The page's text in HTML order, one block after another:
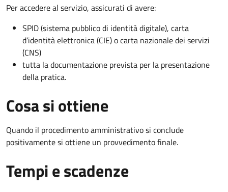
Per accedere al servizio, assicurati di avere:
SPID (sistema pubblico di identità digitale), carta
d’identità elettronica (CIE) o carta nazionale dei servizi
(CNS)
tutta la documentazione prevista per la presentazione
della pratica.
Cosa si ottiene
Quando il procedimento amministrativo si conclude
positivamente si ottiene un provvedimento finale.
Tempi e scadenze